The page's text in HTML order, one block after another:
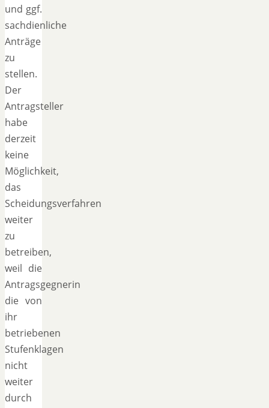
und ggf.
sachdienliche
Anträge
zu
stellen.
Der
Antragsteller
habe
derzeit
keine
Möglichkeit,
das
Scheidungsverfahren
weiter
zu
betreiben,
weil die
Antragsgegnerin
die von
ihr
betriebenen
Stufenklagen
nicht
weiter
durch